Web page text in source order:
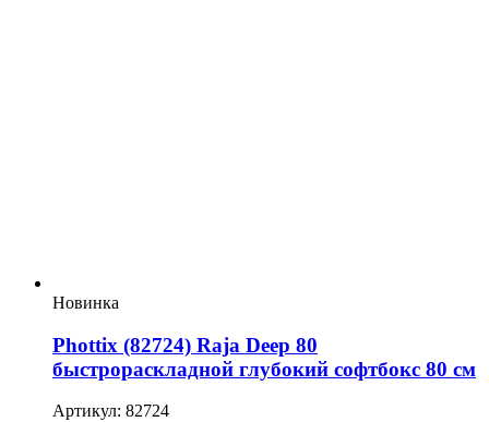
Новинка
Phottix (82724) Raja Deep 80
быстрораскладной глубокий софтбокс 80 см
Артикул: 82724